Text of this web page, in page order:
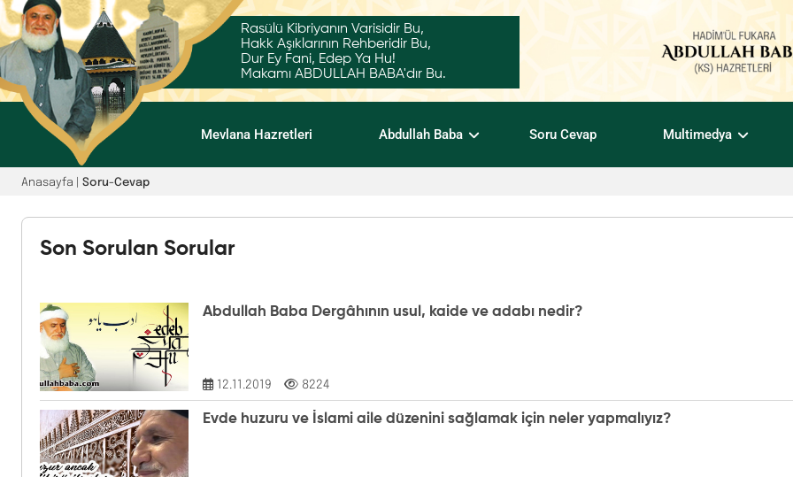
Rasülü Kibriyanın Varisidir Bu,
Hakk Aşıklarının Rehberidir Bu,
Dur Ey Fani, Edep Ya Hu!
Makamı ABDULLAH BABA'dır Bu.
Mevlana Hazretleri Abdullah Baba Soru Cevap Multimedya
Anasayfa | Soru-Cevap
Son Sorulan Sorular
Abdullah Baba Dergâhının usul, kaide ve adabı nedir?
12.11.2019 8224
Evde huzuru ve İslami aile düzenini sağlamak için neler yapmalıyız?